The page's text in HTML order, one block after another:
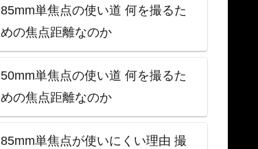
85mm単焦点の使い道 何を撮るた
めの焦点距離なのか
50mm単焦点の使い道 何を撮るた
めの焦点距離なのか
85mm単焦点が使いにくい理由 撮